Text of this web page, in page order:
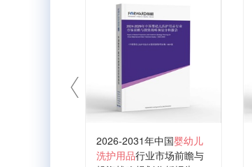
2026-2031年中国婴幼儿
洗护用品行业市场前瞻与